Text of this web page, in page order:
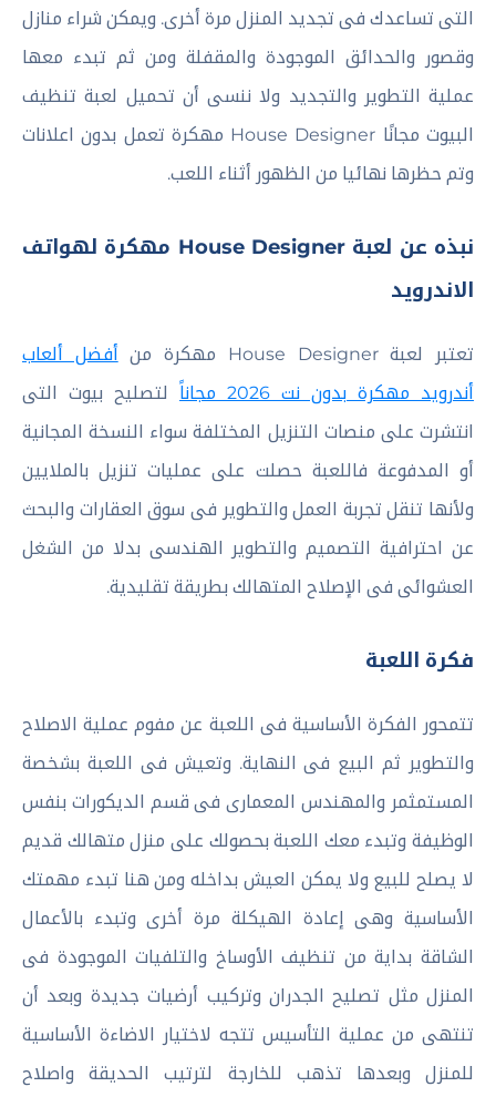
التى تساعدك فى تجديد المنزل مرة أخرى. ويمكن شراء منازل
وقصور والحدائق الموجودة والمقفلة ومن ثم تبدء معها
عملية التطوير والتجديد ولا ننسى أن تحميل لعبة تنظيف
البيوت مجانًا House Designer مهكرة تعمل بدون اعلانات
وتم حظرها نهائيا من الظهور أثناء اللعب.
نبذه عن لعبة House Designer مهكرة لهواتف
الاندرويد
تعتبر لعبة House Designer مهكرة من
أفضل ألعاب
أندرويد مهكرة بدون نت 2026 مجاناً
لتصليح بيوت التى
انتشرت على منصات التنزيل المختلفة سواء النسخة المجانية
أو المدفوعة فاللعبة حصلت على عمليات تنزيل بالملايين
ولأنها تنقل تجربة العمل والتطوير فى سوق العقارات والبحث
عن احترافية التصميم والتطوير الهندسى بدلا من الشغل
العشوائى فى الإصلاح المتهالك بطريقة تقليدية.
فكرة اللعبة
تتمحور الفكرة الأساسية فى اللعبة عن مفوم عملية الاصلاح
والتطوير ثم البيع فى النهاية. وتعيش فى اللعبة بشخصة
المستمثمر والمهندس المعمارى فى قسم الديكورات بنفس
الوظيفة وتبدء معك اللعبة بحصولك على منزل متهالك قديم
لا يصلح للبيع ولا يمكن العيش بداخله ومن هنا تبدء مهمتك
الأساسية وهى إعادة الهيكلة مرة أخرى وتبدء بالأعمال
الشاقة بداية من تنظيف الأوساخ والتلفيات الموجودة فى
المنزل مثل تصليح الجدران وتركيب أرضيات جديدة وبعد أن
تنتهى من عملية التأسيس تتجه لاختيار الاضاءة الأساسية
للمنزل وبعدها تذهب للخارجة لترتيب الحديقة واصلاح